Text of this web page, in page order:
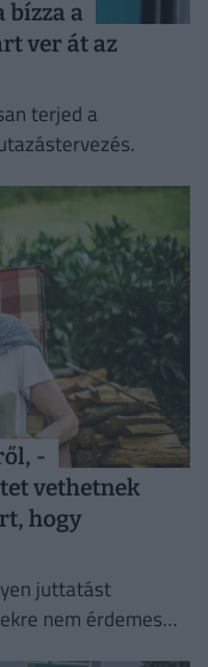
bízza a
ver át az
terjed a
-
vethetnek
hogy
juttatást
nem érdemes